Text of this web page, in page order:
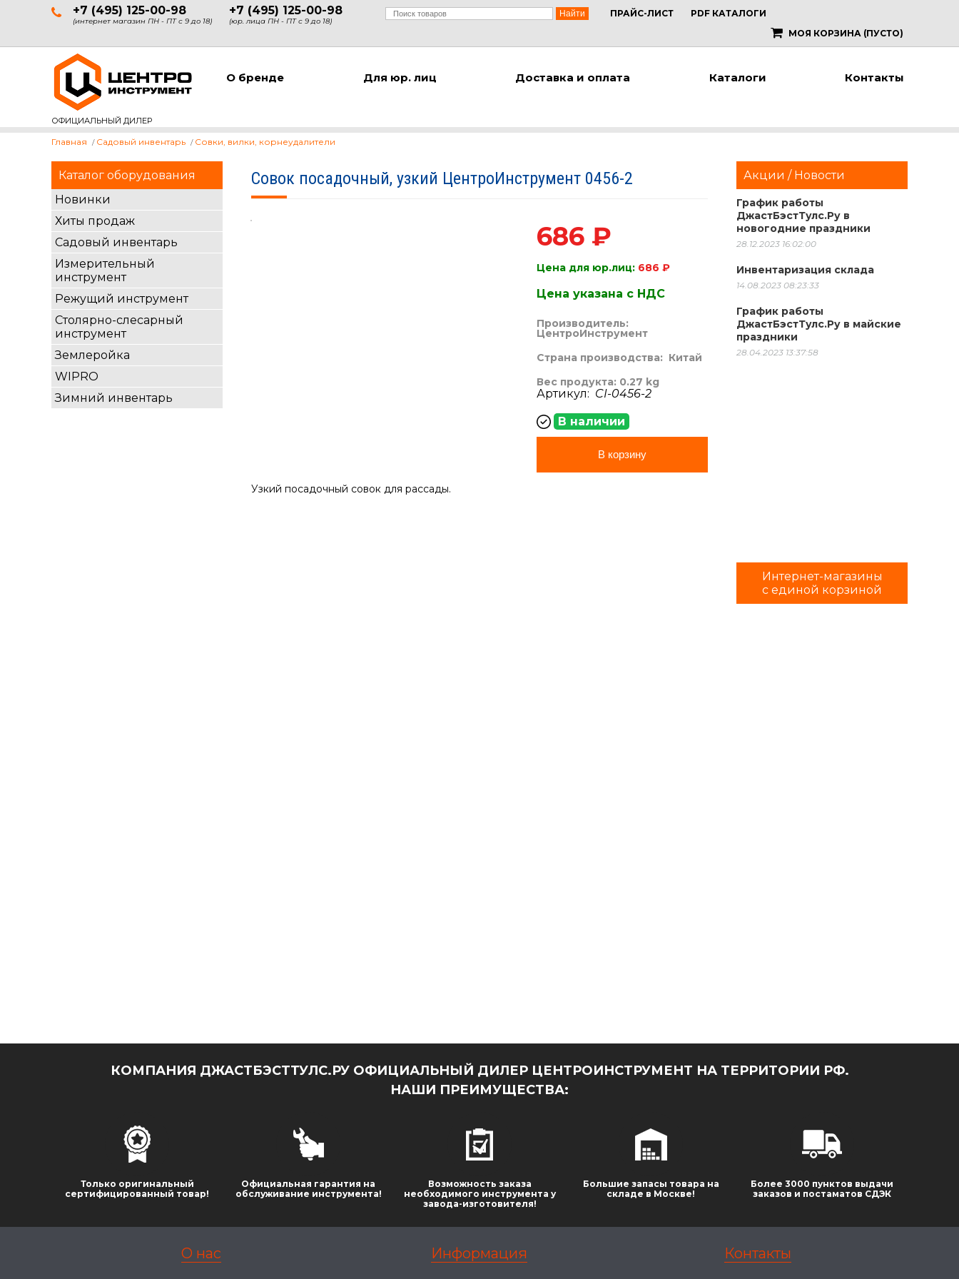
+7 (495) 125-00-98
(интернет магазин ПН - ПТ с 9 до 18)
+7 (495) 125-00-98
(юр. лица ПН - ПТ с 9 до 18)
ПРАЙС-ЛИСТ
PDF КАТАЛОГИ
МОЯ КОРЗИНА (ПУСТО)
ОФИЦИАЛЬНЫЙ ДИЛЕР
О бренде Для юр. лиц Доставка и оплата Каталоги Контакты
Каталог оборудования
Новинки
Хиты продаж
Садовый инвентарь
Измерительный
инструмент
Режущий инструмент
Столярно-слесарный
инструмент
Землеройка
WIPRO
Зимний инвентарь
Главная Садовый инвентарь Совки, вилки, корнеудалители
Совок посадочный, узкий ЦентроИнструмент 0456-2
686 ₽
Цена для юр.лиц: 686 ₽
Цена указана с НДС
Производитель:
ЦентроИнструмент
Страна производства: Китай
Вес продукта: 0.27 kg
Артикул: CI-0456-2
В наличии
В корзину
Узкий посадочный совок для рассады.
Акции / Новости
График работы
ДжастБэстТулс.Ру в
новогодние праздники
28.12.2023 16:02:00
Инвентаризация склада
14.08.2023 08:23:33
График работы
ДжастБэстТулс.Ру в майские
праздники
28.04.2023 13:37:58
Интернет-магазины
с единой корзиной
КОМПАНИЯ ДЖАСТБЭСТТУЛС.РУ ОФИЦИАЛЬНЫЙ ДИЛЕР ЦЕНТРОИНСТРУМЕНТ НА ТЕРРИТОРИИ РФ.
НАШИ ПРЕИМУЩЕСТВА:
Только оригинальный
сертифицированный товар!
Официальная гарантия на
обслуживание инструмента!
Возможность заказа
необходимого инструмента у
завода-изготовителя!
Большие запасы товара на
складе в Москве!
Более 3000 пунктов выдачи
заказов и постаматов СДЭК
О нас Информация Контакты